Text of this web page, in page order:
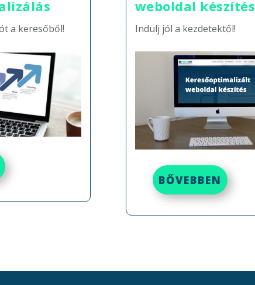
a keresőből!
weboldal készítés
Indulj jól a kezdetektől!
BŐVEBBEN